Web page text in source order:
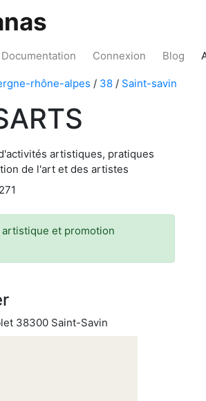
Documentation Connexion Blog
rhône-alpes / 38 / Saint-savin
artistiques, pratiques
de l'art et des artistes
et promotion
38300 Saint-Savin